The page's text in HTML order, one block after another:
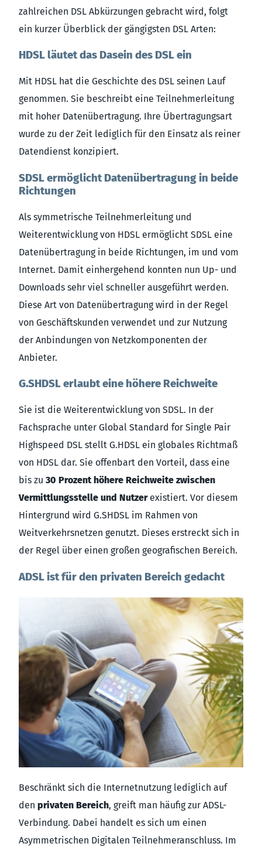
zahlreichen DSL Abkürzungen gebracht wird, folgt
ein kurzer Überblick der gängigsten DSL Arten:
HDSL läutet das Dasein des DSL ein
Mit HDSL hat die Geschichte des DSL seinen Lauf
genommen. Sie beschreibt eine Teilnehmerleitung
mit hoher Datenübertragung. Ihre Übertragungsart
wurde zu der Zeit lediglich für den Einsatz als reiner
Datendienst konzipiert.
SDSL ermöglicht Datenübertragung in beide
Richtungen
Als symmetrische Teilnehmerleitung und
Weiterentwicklung von HDSL ermöglicht SDSL eine
Datenübertragung in beide Richtungen, im und vom
Internet. Damit einhergehend konnten nun Up- und
Downloads sehr viel schneller ausgeführt werden.
Diese Art von Datenübertragung wird in der Regel
von Geschäftskunden verwendet und zur Nutzung
der Anbindungen von Netzkomponenten der
Anbieter.
G.SHDSL erlaubt eine höhere Reichweite
Sie ist die Weiterentwicklung von SDSL. In der
Fachsprache unter Global Standard for Single Pair
Highspeed DSL stellt G.HDSL ein globales Richtmaß
von HDSL dar. Sie offenbart den Vorteil, dass eine
bis zu 30 Prozent höhere Reichweite zwischen
Vermittlungsstelle und Nutzerexistiert. Vor diesem
Hintergrund wird G.SHDSL im Rahmen von
Weitverkehrsnetzen genutzt. Dieses erstreckt sich in
der Regel über einen großen geografischen Bereich.
ADSL ist für den privaten Bereich gedacht
Beschränkt sich die Internetnutzung lediglich auf
den privaten Bereich, greift man häufig zur ADSL-
Verbindung. Dabei handelt es sich um einen
Asymmetrischen Digitalen Teilnehmeranschluss. Im